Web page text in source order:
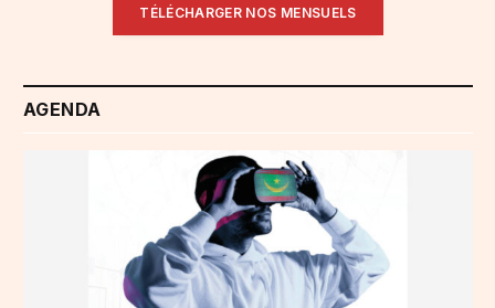
TÉLÉCHARGER NOS MENSUELS
AGENDA